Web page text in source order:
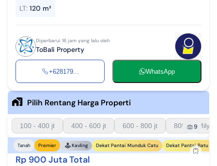
LT: 120 m²
Diperbarui 16 jam yang lalu oleh
ToBali Property
+628179... WhatsApp
Pilih Rentang Harga Properti
100 - 400 jt 400 - 600 jt 600 - 800 jt 800 - 1 Milyar
9
Tanah Premier Kavling Dekat Pantai Munduk Catu Dekat Pantai Batu
Rp 900 Juta Total